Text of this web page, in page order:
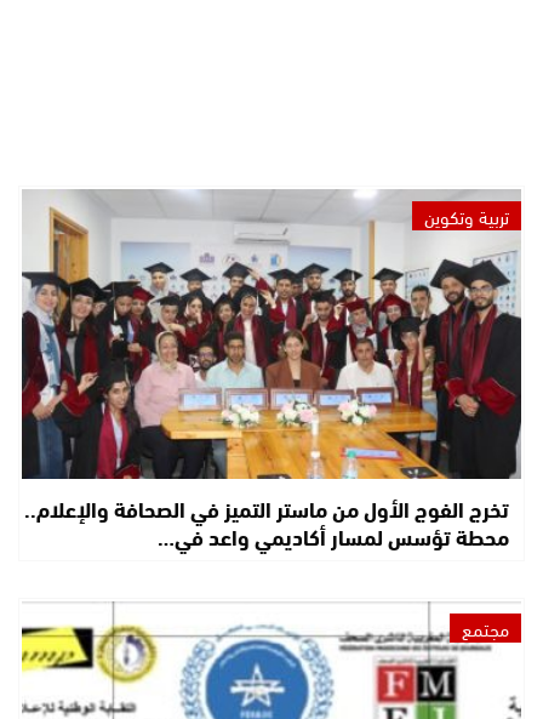
تربية وتكوين
تخرج الفوج الأول من ماستر التميز في الصحافة والإعلام..
محطة تؤسس لمسار أكاديمي واعد في…
مجتمع